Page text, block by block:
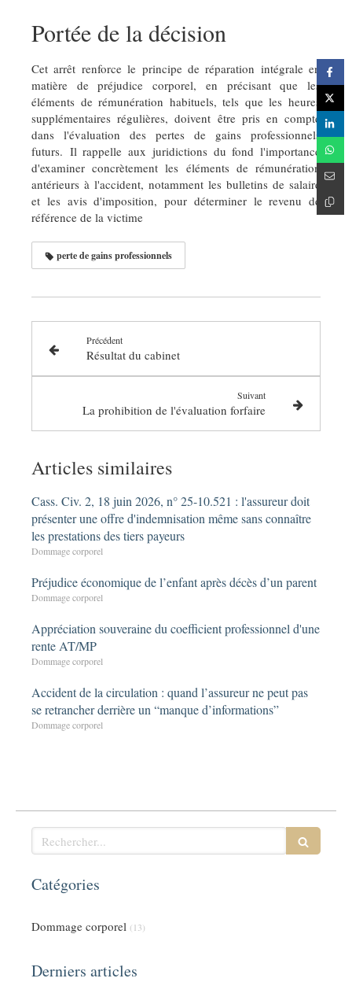
Portée de la décision
Cet arrêt renforce le principe de réparation intégrale en
matière de préjudice corporel, en précisant que les
éléments de rémunération habituels, tels que les heures
supplémentaires régulières, doivent être pris en compte
dans l'évaluation des pertes de gains professionnels
futurs. Il rappelle aux juridictions du fond l'importance
d'examiner concrètement les éléments de rémunération
antérieurs à l'accident, notamment les bulletins de salaire
et les avis d'imposition, pour déterminer le revenu de
référence de la victime
perte de gains professionnels
Précédent
Résultat du cabinet
Suivant
La prohibition de l'évaluation forfaire
Articles similaires
Cass. Civ. 2, 18 juin 2026, n° 25-10.521 : l'assureur doit
présenter une offre d'indemnisation même sans connaître
les prestations des tiers payeurs
Dommage corporel
Préjudice économique de l’enfant après décès d’un parent
Dommage corporel
Appréciation souveraine du coefficient professionnel d'une
rente AT/MP
Dommage corporel
Accident de la circulation : quand l’assureur ne peut pas
se retrancher derrière un “manque d’informations”
Dommage corporel
Rechercher
Catégories
Dommage corporel (13)
Derniers articles